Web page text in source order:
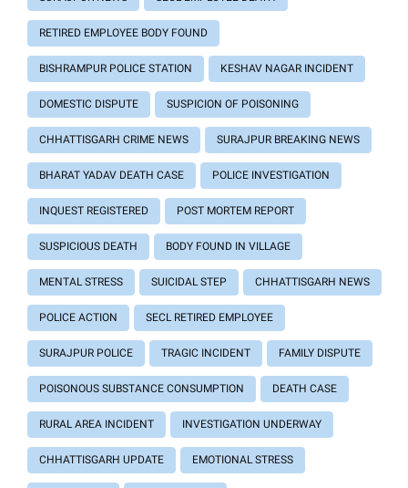
RETIRED EMPLOYEE BODY FOUND
BISHRAMPUR POLICE STATION KESHAV NAGAR INCIDENT
DOMESTIC DISPUTE SUSPICION OF POISONING
CHHATTISGARH CRIME NEWS SURAJPUR BREAKING NEWS
BHARAT YADAV DEATH CASE POLICE INVESTIGATION
INQUEST REGISTERED POST MORTEM REPORT
SUSPICIOUS DEATH BODY FOUND IN VILLAGE
MENTAL STRESS SUICIDAL STEP CHHATTISGARH NEWS
POLICE ACTION SECL RETIRED EMPLOYEE
SURAJPUR POLICE TRAGIC INCIDENT FAMILY DISPUTE
POISONOUS SUBSTANCE CONSUMPTION DEATH CASE
RURAL AREA INCIDENT INVESTIGATION UNDERWAY
CHHATTISGARH UPDATE EMOTIONAL STRESS